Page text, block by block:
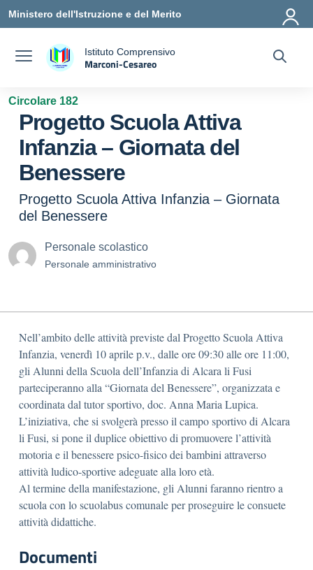
Ministero dell'Istruzione e del Merito
Istituto Comprensivo
Marconi-Cesareo
Circolare 182
Progetto Scuola Attiva
Infanzia – Giornata del
Benessere
Progetto Scuola Attiva Infanzia – Giornata
del Benessere
Personale scolastico
Personale amministrativo
Nell’ambito delle attività previste dal Progetto Scuola Attiva
Infanzia, venerdì 10 aprile p.v., dalle ore 09:30 alle ore 11:00,
gli Alunni della Scuola dell’Infanzia di Alcara li Fusi
parteciperanno alla “Giornata del Benessere”, organizzata e
coordinata dal tutor sportivo, doc. Anna Maria Lupica.
L’iniziativa, che si svolgerà presso il campo sportivo di Alcara
li Fusi, si pone il duplice obiettivo di promuovere l’attività
motoria e il benessere psico-fisico dei bambini attraverso
attività ludico-sportive adeguate alla loro età.
Al termine della manifestazione, gli Alunni faranno rientro a
scuola con lo scuolabus comunale per proseguire le consuete
attività didattiche.
Documenti